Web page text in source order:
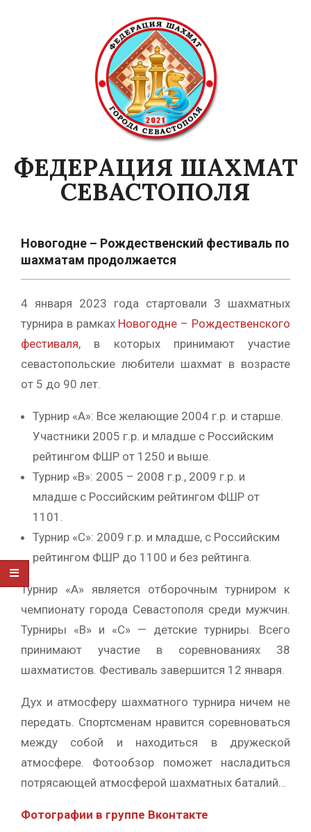
ФЕДЕРАЦИЯ ШАХМАТ
СЕВАСТОПОЛЯ
NavigationНовогодне – Рождественский фестиваль по
шахматам продолжается
4 января 2023 года стартовали 3 шахматных
турнира в рамках Новогодне – Рождественского
фестиваля, в которых принимают участие
севастопольские любители шахмат в возрасте
от 5 до 90 лет.
Турнир «А»: Все желающие 2004 г.р. и старше.
Участники 2005 г.р. и младше с Российским
рейтингом ФШР от 1250 и выше.
Турнир «В»: 2005 – 2008 г.р., 2009 г.р. и
младше с Российским рейтингом ФШР от
1101.
Турнир «С»: 2009 г.р. и младше, с Российским
рейтингом ФШР до 1100 и без рейтинга.
Турнир «А» является отборочным турниром к
чемпионату города Севастополя среди мужчин.
Турниры «B» и «С» — детские турниры. Всего
принимают участие в соревнованиях 38
шахматистов. Фестиваль завершится 12 января.
Дух и атмосферу шахматного турнира ничем не
передать. Спортсменам нравится соревноваться
между собой и находиться в дружеской
атмосфере. Фотообзор поможет насладиться
потрясающей атмосферой шахматных баталий…
Фотографии в группе Вконтакте